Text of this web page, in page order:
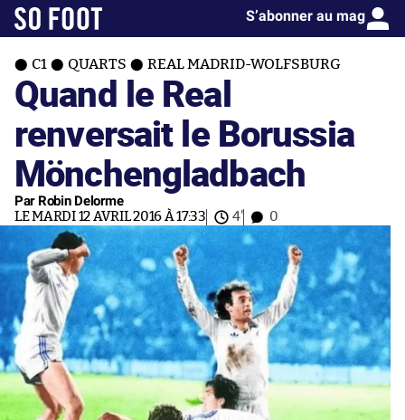
S’abonner au mag
C1 QUARTS REAL MADRID-WOLFSBURG
Quand le Real
renversait le Borussia
Mönchengladbach
Par Robin Delorme
LE MARDI 12 AVRIL 2016 À 17:33 4' 0